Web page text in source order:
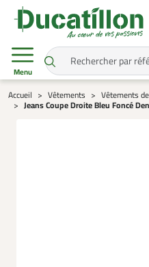
Menu
Accueil Vêtements Vêtements
Jeans Coupe Droite Bleu Foncé